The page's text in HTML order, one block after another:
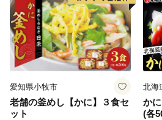
無料
愛知県小牧市
老舗の釜めし【かに】３食セ
ット
北海
か
(各